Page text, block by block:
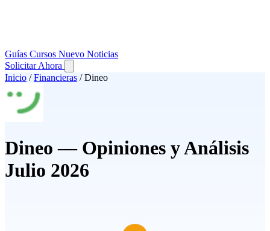
Guías Cursos Nuevo Noticias
Solicitar Ahora
Inicio / Financieras / Dineo
Dineo — Opiniones y Análisis
Julio 2026